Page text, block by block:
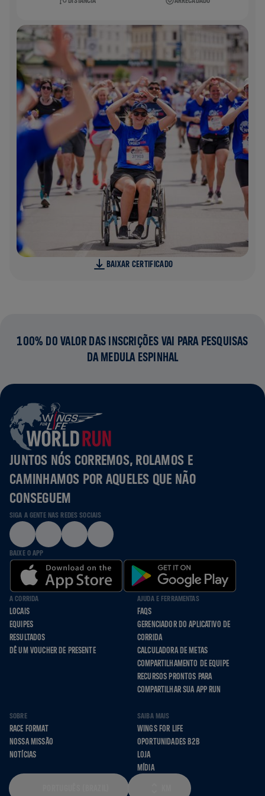
BAIXAR CERTIFICADO
100% DO VALOR DAS INSCRIÇÕES VAI PARA PESQUISAS
DA MEDULA ESPINHAL
JUNTOS NÓS CORREMOS, ROLAMOS E
CAMINHAMOS POR AQUELES QUE NÃO
CONSEGUEM
SIGA A GENTE NAS REDES SOCIAIS
BAIXE O APP
A CORRIDA
LOCAIS
EQUIPES
RESULTADOS
DÊ UM VOUCHER DE PRESENTE
AJUDA E FERRAMENTAS
FAQS
GERENCIADOR DO APLICATIVO DE
CORRIDA
CALCULADORA DE METAS
COMPARTILHAMENTO DE EQUIPE
RECURSOS PRONTOS PARA
COMPARTILHAR SUA APP RUN
SOBRE
RACE FORMAT
NOSSA MISSÃO
NOTÍCIAS
SAIBA MAIS
WINGS FOR LIFE
OPORTUNIDADES B2B
LOJA
MÍDIA